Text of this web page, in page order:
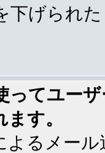
下げられ
ってユー
す。
よるメー